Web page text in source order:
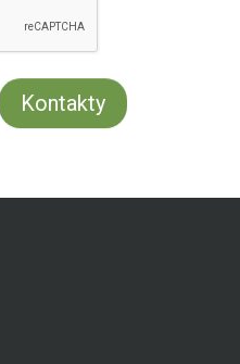
Kontakty